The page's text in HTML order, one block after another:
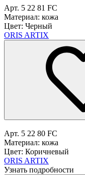
Арт. 5 22 81 FC
Материал: кожа
Цвет: Черный
ORIS ARTIX
Арт. 5 22 80 FC
Материал: кожа
Цвет: Коричневый
ORIS ARTIX
Узнать подробности